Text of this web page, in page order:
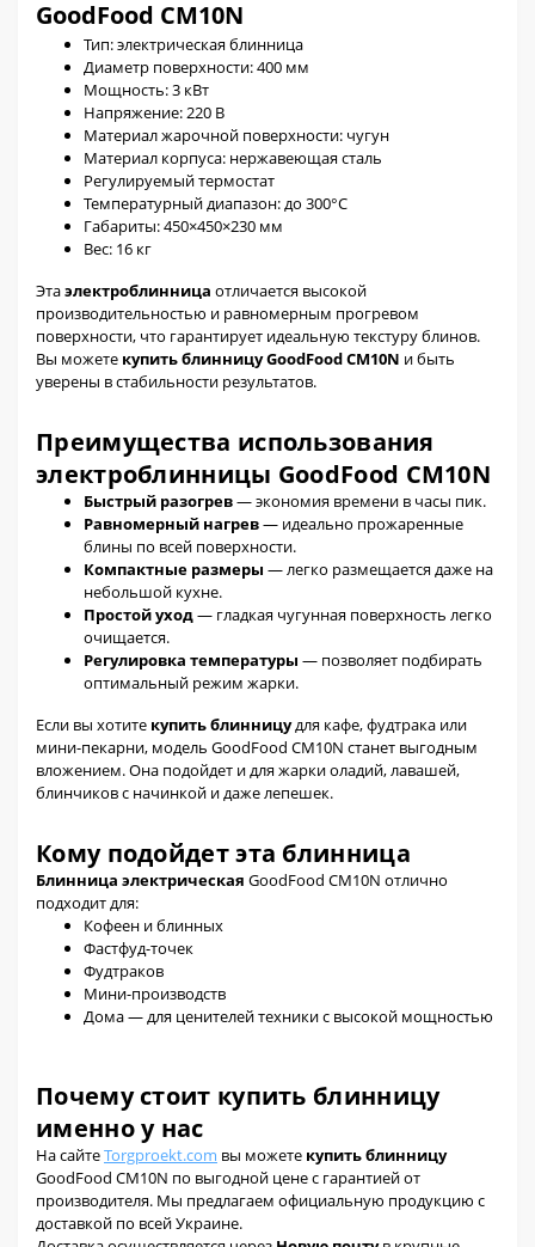
GoodFood CM10N
Тип: электрическая блинница
Диаметр поверхности: 400 мм
Мощность: 3 кВт
Напряжение: 220 В
Материал жарочной поверхности: чугун
Материал корпуса: нержавеющая сталь
Регулируемый термостат
Температурный диапазон: до 300°C
Габариты: 450×450×230 мм
Вес: 16 кг
Этаэлектроблинница отличается высокой
производительностью и равномерным прогревом
поверхности, что гарантирует идеальную текстуру блинов.
Вы можете купить блинницуGoodFood CM10N и быть
уверены в стабильности результатов.
Преимущества использования
электроблинницы GoodFood CM10N
Быстрый разогрев— экономия времени в часы пик.
Равномерный нагрев— идеально прожаренные
блины по всей поверхности.
Компактные размеры — легко размещается даже на
небольшой кухне.
Простой уход— гладкая чугунная поверхность легко
очищается.
Регулировка температуры — позволяет подбирать
оптимальный режим жарки.
Если вы хотите купить блинницудля кафе, фудтрака или
мини-пекарни, модель GoodFood CM10N станет выгодным
вложением. Она подойдет и для жарки оладий, лавашей,
блинчиков с начинкой и даже лепешек.
Кому подойдет эта блинница
Блинница электрическая GoodFood CM10N отлично
подходит для:
Кофеен и блинных
Фастфуд-точек
Фудтраков
Мини-производств
Дома — для ценителей техники с высокой мощностью
Почему стоит купить блинницу
именно у нас
На сайтеTorgproekt.com вы можете купить блинницу
GoodFood CM10N по выгодной цене с гарантией от
производителя. Мы предлагаем официальную продукцию с
доставкой по всей Украине.